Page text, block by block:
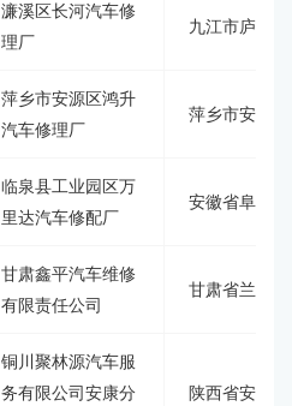
濂溪区长河汽车修
理厂
九江市庐山
萍乡市安源区鸿升
汽车修理厂
萍乡市安源
临泉县工业园区万
里达汽车修配厂
安徽省阜阳
甘肃鑫平汽车维修
有限责任公司
甘肃省兰州
铜川聚林源汽车服
务有限公司安康分
陕西省安康